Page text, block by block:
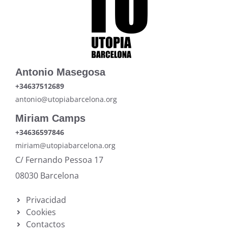
Antonio Masegosa
+34637512689
antonio@utopiabarcelona.org
Miriam Camps
+34636597846
miriam@utopiabarcelona.org
C/ Fernando Pessoa 17
08030 Barcelona
Privacidad
Cookies
Contactos